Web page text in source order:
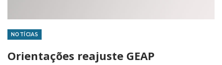
NOTÍCIAS
Orientações reajuste GEAP